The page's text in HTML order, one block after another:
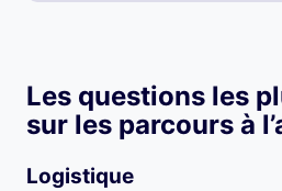
Les questions les
sur les parcours à
Logistique